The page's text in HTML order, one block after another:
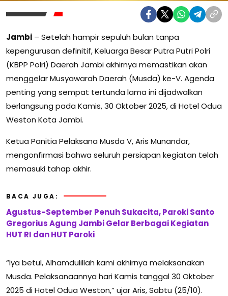
Jambi – Setelah hampir sepuluh bulan tanpa
kepengurusan definitif, Keluarga Besar Putra Putri Polri
(KBPP Polri) Daerah Jambi akhirnya memastikan akan
menggelar Musyawarah Daerah (Musda) ke-V. Agenda
penting yang sempat tertunda lama ini dijadwalkan
berlangsung pada Kamis, 30 Oktober 2025, di Hotel Odua
Weston Kota Jambi.
Ketua Panitia Pelaksana Musda V, Aris Munandar,
mengonfirmasi bahwa seluruh persiapan kegiatan telah
memasuki tahap akhir.
BACA JUGA:
Agustus-September Penuh Sukacita, Paroki Santo
Gregorius Agung Jambi Gelar Berbagai Kegiatan
HUT RI dan HUT Paroki
“Iya betul, Alhamdulillah kami akhirnya melaksanakan
Musda. Pelaksanaannya hari Kamis tanggal 30 Oktober
2025 di Hotel Odua Weston,” ujar Aris, Sabtu (25/10).